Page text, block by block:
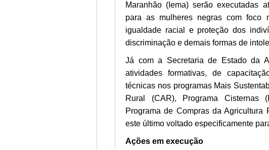
Maranhão (Iema) serão executadas
para as mulheres negras com foco
igualdade racial e proteção dos
discriminação e demais formas de
Já com a Secretaria de Estado da
atividades formativas, de
técnicas nos programas Mais
Rural (CAR), Programa Cisternas
Programa de Compras da Agricultura
este último voltado especificamente
Ações em execução